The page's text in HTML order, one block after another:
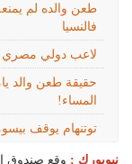
طعن والده لم
فالنسيا
لاعب دولي مصري
حقيقة طعن والد
المساء!
توتنهام يوقف
نيويورك : وقع صندوق